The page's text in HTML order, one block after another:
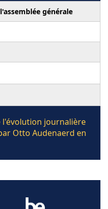
générale
l'évolution journalière
Otto Audenaerd en